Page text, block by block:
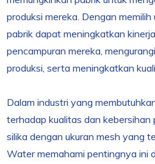
produksi mereka. Dengan
pabrik dapat meningkatkan
pencampuran mereka,
produksi, serta meningkatkan
Dalam industri yang
terhadap kualitas dan kebersihan
silika dengan ukuran mesh yang
Water memahami pentingnya ini